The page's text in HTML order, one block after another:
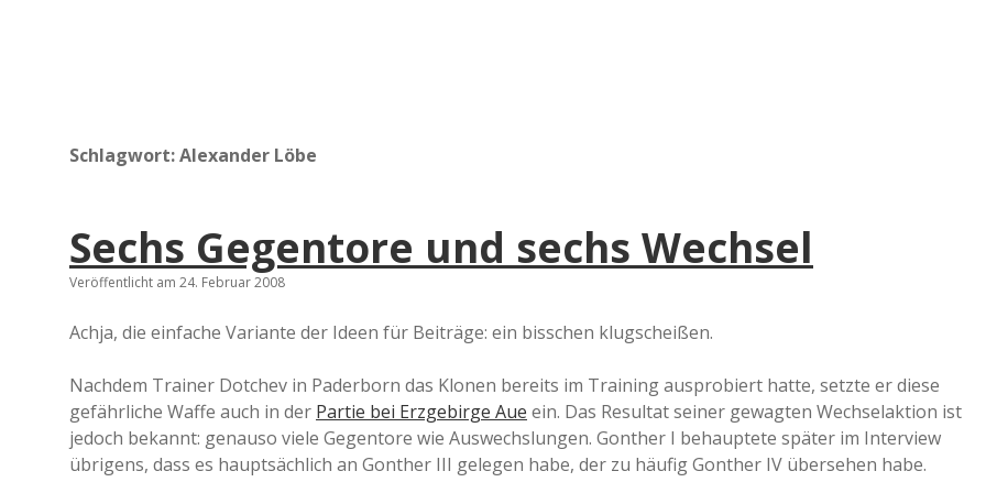
a
d
e
Schlagwort:Alexander Löbe
Sechs Gegentore und sechs Wechsel
Veröffentlicht am 24. Februar 2008
Achja, die einfache Variante der Ideen für Beiträge: ein bisschen klugscheißen.
Nachdem Trainer Dotchev in Paderborn das Klonen bereits im Training ausprobiert hatte, setzte er diese
gefährliche Waffe auch in der Partie bei Erzgebirge Aue ein. Das Resultat seiner gewagten Wechselaktion ist
jedoch bekannt: genauso viele Gegentore wie Auswechslungen. Gonther I behauptete später im Interview
übrigens, dass es hauptsächlich an Gonther III gelegen habe, der zu häufig Gonther IV übersehen habe.